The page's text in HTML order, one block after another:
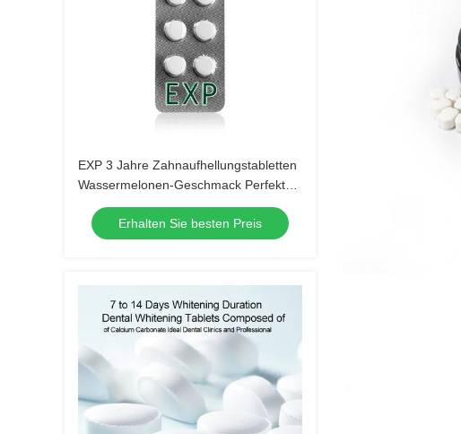
EXP 3 Jahre Zahnaufhellungstabletten
Wassermelonen-Geschmack Perfekt
für Hotel, Reise, Zuhause Natürliche
Inhaltsstoffmischung
Erhalten Sie besten Preis